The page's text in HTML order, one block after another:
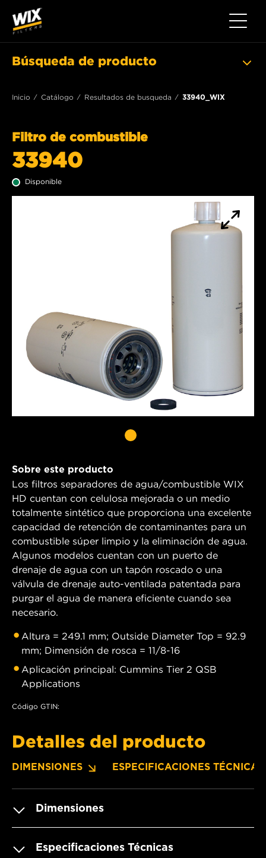
Toggle
Búsqueda de producto
Inicio Catálogo Resultados de busqueda 33940_WIX
Filtro de combustible
33940
Disponible
Sobre este producto
Los filtros separadores de agua/combustible WIX
HD cuentan con celulosa mejorada o un medio
totalmente sintético que proporciona una excelente
capacidad de retención de contaminantes para un
combustible súper limpio y la eliminación de agua.
Algunos modelos cuentan con un puerto de
drenaje de agua con un tapón roscado o una
válvula de drenaje auto-ventilada patentada para
purgar el agua de manera eficiente cuando sea
necesario.
Altura = 249.1 mm; Outside Diameter Top = 92.9
mm; Dimensión de rosca = 11/8-16
Aplicación principal: Cummins Tier 2 QSB
Applications
Código GTIN:
Detalles del producto
DIMENSIONES ESPECIFICACIONES TÉCNICAS
Dimensiones
Especificaciones Técnicas